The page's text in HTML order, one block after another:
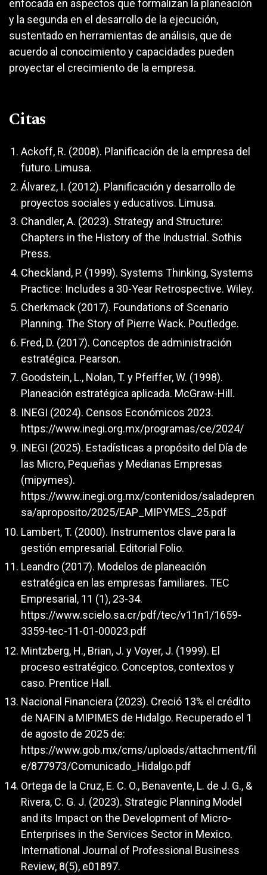
enfocada en aspectos que formalizan la planeación
y la segunda en el desarrollo de la ejecución,
sustentado en herramientas de análisis, que de
acuerdo al conocimiento y capacidades pueden
proyectar el crecimiento de la empresa.
Citas
Ackoff, R. (2008). Planificación de la empresa del
futuro. Limusa.
Álvarez, I. (2012). Planificación y desarrollo de
proyectos sociales y educativos. Limusa.
Chandler, A. (2023). Strategy and Structure:
Chapters in the History of the Industrial. Sothis
Press.
Checkland, P. (1999). Systems Thinking, Systems
Practice: Includes a 30-Year Retrospective. Wiley.
Cherkmack (2017). Foundations of Scenario
Planning. The Story of Pierre Wack. Poutledge.
Fred, D. (2017). Conceptos de administración
estratégica. Pearson.
Goodstein, L., Nolan, T. y Pfeiffer, W. (1998).
Planeación estratégica aplicada. McGraw-Hill.
INEGI (2024). Censos Económicos 2023.
https://www.inegi.org.mx/programas/ce/2024/
INEGI (2025). Estadísticas a propósito del Día de
las Micro, Pequeñas y Medianas Empresas
(mipymes).
https://www.inegi.org.mx/contenidos/saladepren
sa/aproposito/2025/EAP_MIPYMES_25.pdf
Lambert, T. (2000). Instrumentos clave para la
gestión empresarial. Editorial Folio.
Leandro (2017). Modelos de planeación
estratégica en las empresas familiares. TEC
Empresarial, 11 (1), 23-34.
https://www.scielo.sa.cr/pdf/tec/v11n1/1659-
3359-tec-11-01-00023.pdf
Mintzberg, H., Brian, J. y Voyer, J. (1999). El
proceso estratégico. Conceptos, contextos y
caso. Prentice Hall.
Nacional Financiera (2023). Creció 13% el crédito
de NAFIN a MIPIMES de Hidalgo. Recuperado el 1
de agosto de 2025 de:
https://www.gob.mx/cms/uploads/attachment/fil
e/877973/Comunicado_Hidalgo.pdf
Ortega de la Cruz, E. C. O., Benavente, L. de J. G., &
Rivera, C. G. J. (2023). Strategic Planning Model
and its Impact on the Development of Micro-
Enterprises in the Services Sector in Mexico.
International Journal of Professional Business
Review, 8(5), e01897.